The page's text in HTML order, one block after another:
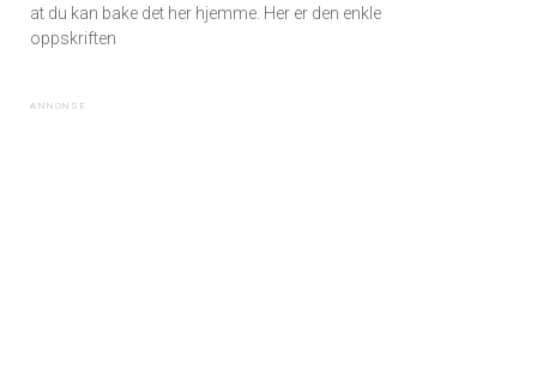
at du kan bake det her hjemme. Her er den enkle
oppskriften